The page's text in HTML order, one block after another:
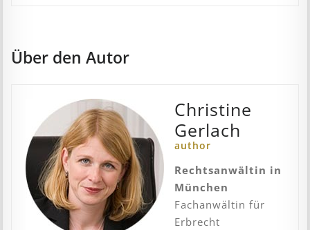
Über den Autor
Christine
Gerlach
author
Rechtsanwältin in
München
Fachanwältin für
Erbrecht